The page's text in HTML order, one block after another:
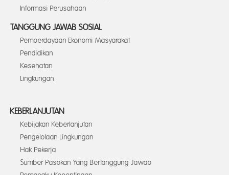
Informasi Perusahaan
TANGGUNG JAWAB SOSIAL
Pemberdayaan Ekonomi Masyarakat
Pendidikan
Kesehatan
Lingkungan
KEBERLANJUTAN
Kebijakan Keberlanjutan
Pengelolaan Lingkungan
Hak Pekerja
Sumber Pasokan Yang Bertanggung Jawab